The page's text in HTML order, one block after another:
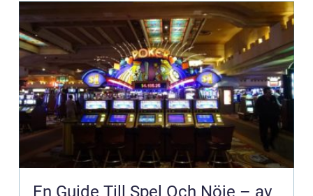
En Guide Till Spel Och Nöje – av